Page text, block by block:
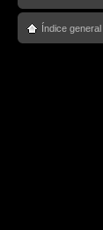
Índice general